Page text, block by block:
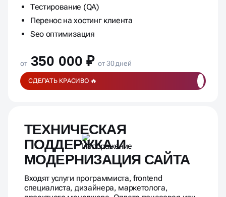
Тестирование (QA)
Перенос на хостинг клиента
Seo оптимизация
от 350 000 ₽ от 30 дней
СДЕЛАТЬ КРАСИВО 🔥
ТЕХНИЧЕСКАЯ
ПОДДЕРЖКА И
МОДЕРНИЗАЦИЯ САЙТА
Входят услуги программиста, frontend
специалиста, дизайнера, маркетолога,